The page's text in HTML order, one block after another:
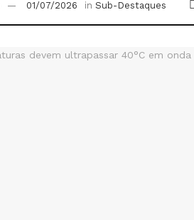
01/07/2026 in Sub-Destaques